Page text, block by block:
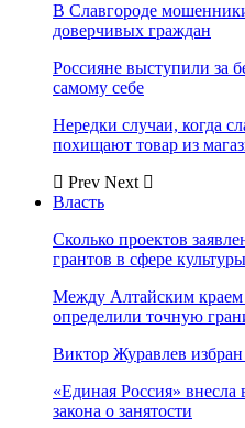
В Славгороде
доверчивых граждан
Россияне выступили за
самому себе
Нередки случаи, когда
похищают товар из
Prev Next
Власть
Сколько проектов
грантов в сфере культуры
Между Алтайским краем
определили точную
Виктор Журавлев
«Единая Россия»
закона о занятости